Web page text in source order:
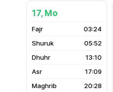
17, Mo
03:24
05:52
13:10
17:09
20:28